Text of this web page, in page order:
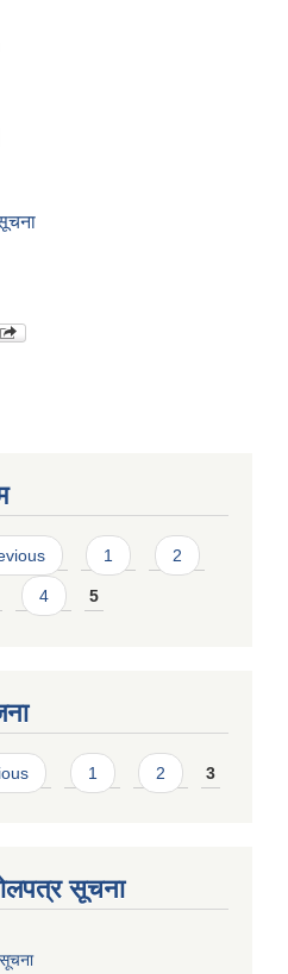
1 2
4 5
1 2 3
सूचना